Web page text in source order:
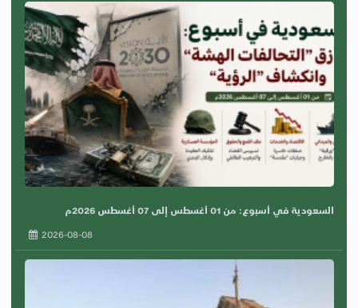
السعودية في أسبوع: من 01 أغسطس إلى 07 أغسطس 2026م
2026-08-08